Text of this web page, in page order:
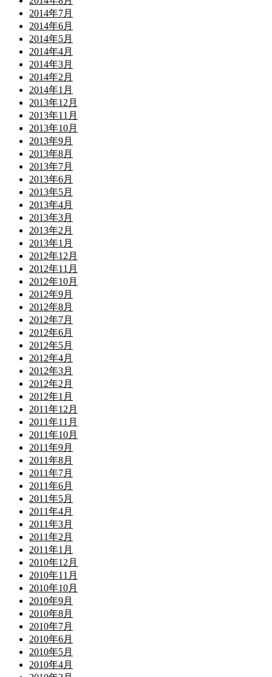
2014年7月
2014年6月
2014年5月
2014年4月
2014年3月
2014年2月
2014年1月
2013年12月
2013年11月
2013年10月
2013年9月
2013年8月
2013年7月
2013年6月
2013年5月
2013年4月
2013年3月
2013年2月
2013年1月
2012年12月
2012年11月
2012年10月
2012年9月
2012年8月
2012年7月
2012年6月
2012年5月
2012年4月
2012年3月
2012年2月
2012年1月
2011年12月
2011年11月
2011年10月
2011年9月
2011年8月
2011年7月
2011年6月
2011年5月
2011年4月
2011年3月
2011年2月
2011年1月
2010年12月
2010年11月
2010年10月
2010年9月
2010年8月
2010年7月
2010年6月
2010年5月
2010年4月